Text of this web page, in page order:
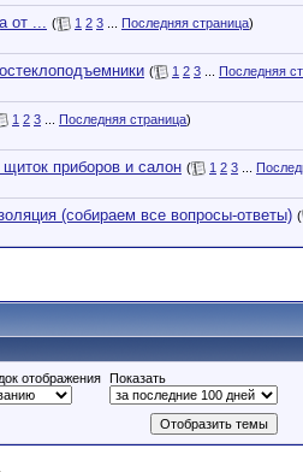
от ... ( 1 2 3 Последняя страница)
( 1 2 3
Последняя
1 2 3 Последняя страница)
приборов и салон ( 1 2 3
(собираем все вопросы-ответы) (
отображения Показать